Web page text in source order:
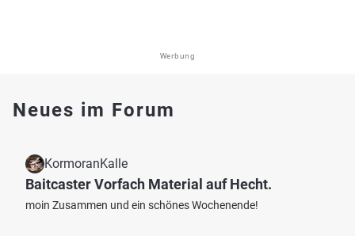
Werbung
Neues im Forum
KormoranKalle
Baitcaster Vorfach Material auf Hecht.
moin Zusammen und ein schönes Wochenende!